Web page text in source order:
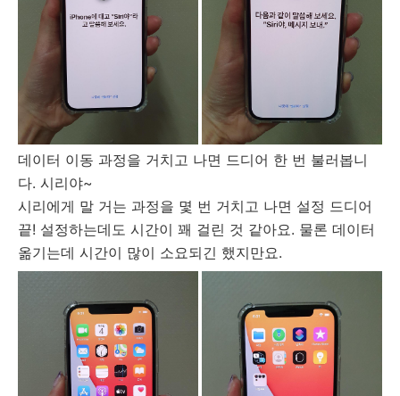
데이터 이동 과정을 거치고 나면 드디어 한 번 불러봅니
다. 시리야~
시리에게 말 거는 과정을 몇 번 거치고 나면 설정 드디어
끝! 설정하는데도 시간이 꽤 걸린 것 같아요. 물론 데이터
옮기는데 시간이 많이 소요되긴 했지만요.